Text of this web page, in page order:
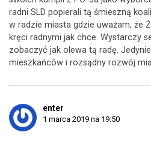
radni SLD popierali tą śmieszną
w radzie miasta gdzie uważam, że
kręci radnymi jak chce. Wystarczy
zobaczyć jak olewa tą radę.
mieszkańców i rozsądny rozwój
enter
1 marca 2019 na 19:50